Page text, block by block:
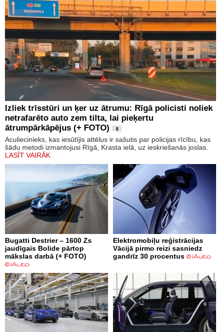
Izliek trīsstūri un ķer uz ātrumu: Rīgā policisti noliek
netrafarēto auto zem tilta, lai pieķertu
ātrumpārkāpējus (+ FOTO)
8
Aculiecinieks, kas iesūtījis attēlus ir sašutis par policijas rīcību, kas
šādu metodi izmantojusi Rīgā, Krasta ielā, uz ieskriešanās joslas.
LASĪT VAIRĀK
Bugatti Destrier – 1600 Zs
jaudīgais Bolide pārtop
mākslas darbā (+ FOTO)
Elektromobiļu reģistrācijas
Vācijā pirmo reizi sasniedz
gandrīz 30 procentus